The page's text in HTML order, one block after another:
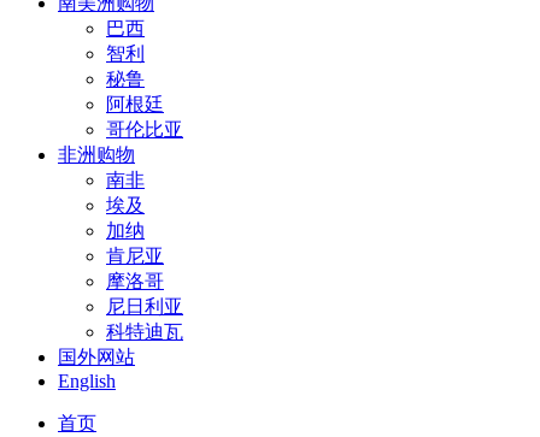
巴西
智利
秘鲁
阿根廷
哥伦比亚
非洲购物
南非
埃及
加纳
肯尼亚
摩洛哥
尼日利亚
科特迪瓦
国外网站
English
首页